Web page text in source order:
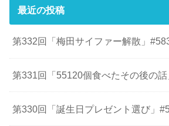
最近の投稿
第332回「梅田サイファー解散」
第331回「55120個食べたその後の
第330回「誕生日プレゼント選び」